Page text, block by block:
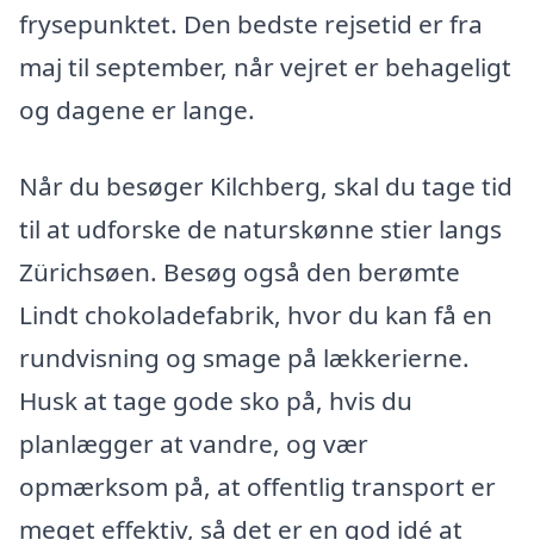
frysepunktet. Den bedste rejsetid er fra
maj til september, når vejret er behageligt
og dagene er lange.
Når du besøger Kilchberg, skal du tage tid
til at udforske de naturskønne stier langs
Zürichsøen. Besøg også den berømte
Lindt chokoladefabrik, hvor du kan få en
rundvisning og smage på lækkerierne.
Husk at tage gode sko på, hvis du
planlægger at vandre, og vær
opmærksom på, at offentlig transport er
meget effektiv, så det er en god idé at